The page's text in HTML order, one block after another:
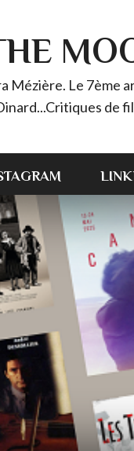
Mézière. Le 7ème
de